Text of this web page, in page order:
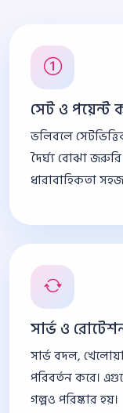
সেট ও পয়েন্ট
ভলিবলে
দৈর্ঘ্য বোঝা
ধারাবাহিকতা
সার্ভ ও
সার্ভ বদল,
পরিবর্তন করে।
গল্পও পরিষ্কার হয়।